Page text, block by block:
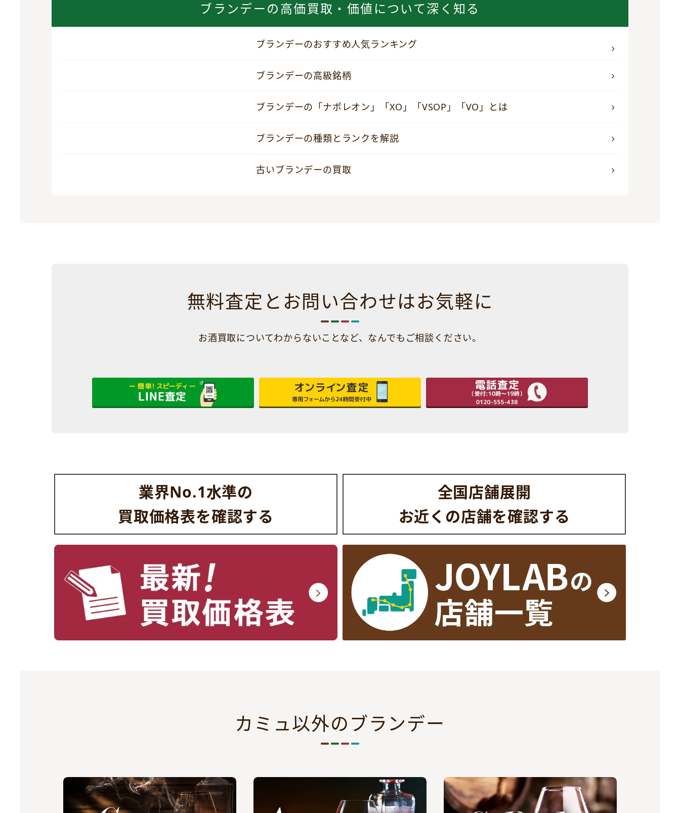
ブランデーの高価買取・価値について深く知る
ブランデーのおすすめ人気ランキング
ブランデーの高級銘柄
ブランデーの「ナポレオン」「XO」「VSOP」「VO」とは
ブランデーの種類とランクを解説
古いブランデーの買取
無料査定とお問い合わせはお気軽に
お酒買取についてわからないことなど、 なんでもご相談ください。
業界No.1水準の
買取価格表を確認する
全国店舗展開
お近くの店舗を確認する
カミュ以外のブランデー